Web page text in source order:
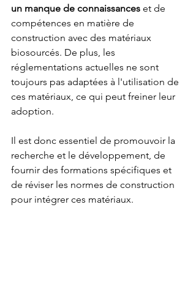
un manque de connaissances et de
compétences en matière de
construction avec des matériaux
biosourcés. De plus, les
réglementations actuelles ne sont
toujours pas adaptées à l'utilisation de
ces matériaux, ce qui peut freiner leur
adoption.
Il est donc essentiel de promouvoir la
recherche et le développement, de
fournir des formations spécifiques et
de réviser les normes de construction
pour intégrer ces matériaux.